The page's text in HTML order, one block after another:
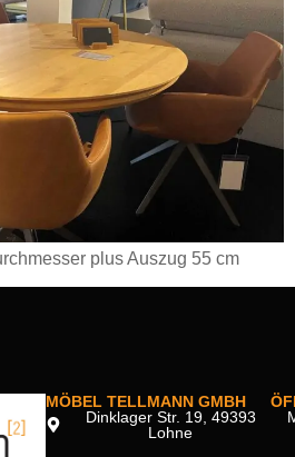
plus Auszug 55 cm
MÖBEL TELLMANN GMBH
Dinklager Str. 19, 49393
Lohne